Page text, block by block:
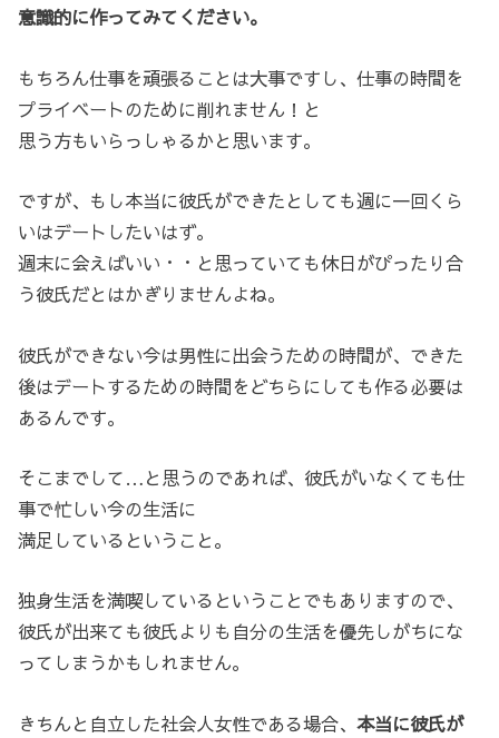
意識的に作ってみてください。
もちろん仕事を頑張ることは大事ですし、仕事の時間を
プライベートのために削れません！と
思う方もいらっしゃるかと思います。
ですが、もし本当に彼氏ができたとしても週に一回くら
いはデートしたいはず。
週末に会えばいい・・と思っていても休日がぴったり合
う彼氏だとはかぎりませんよね。
彼氏ができない今は男性に出会うための時間が、できた
後はデートするための時間をどちらにしても作る必要は
あるんです。
そこまでして…と思うのであれば、彼氏がいなくても仕
事で忙しい今の生活に
満足しているということ。
独身生活を満喫しているということでもありますので、
彼氏が出来ても彼氏よりも自分の生活を優先しがちにな
ってしまうかもしれません。
きちんと自立した社会人女性である場合、本当に彼氏が